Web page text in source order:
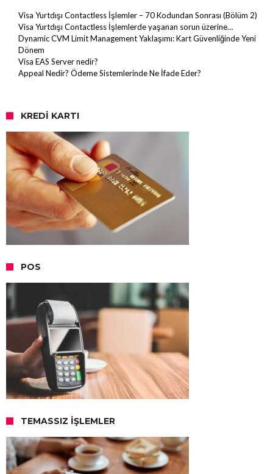
Visa Yurtdışı Contactless İşlemler – 70 Kodundan Sonrası (Bölüm 2)
Visa Yurtdışı Contactless İşlemlerde yaşanan sorun üzerine…
Dynamic CVM Limit Management Yaklaşımı: Kart Güvenliğinde Yeni
Dönem
Visa EAS Server nedir?
Appeal Nedir? Ödeme Sistemlerinde Ne İfade Eder?
KREDI KARTI
POS
TEMASSIZ İŞLEMLER